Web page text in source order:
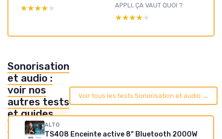
★★★★★
★★★★★
APPLI, ÇA VAUT QUOI ?
★★★★★
★★★★★
Sonorisation
et audio :
voir nos
autres tests
et guides
d'achat
Voir tous les tests Sonorisation et audio →
ALTO
TS408 Enceinte active 8" Bluetooth 2000W